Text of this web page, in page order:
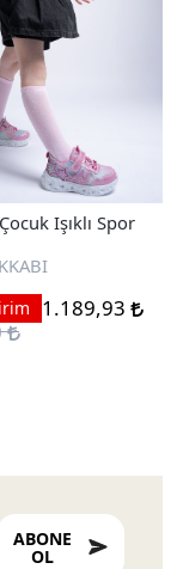
Işıklı Spor
1.189,93
ABONE
OL